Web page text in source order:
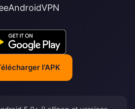
l'APK